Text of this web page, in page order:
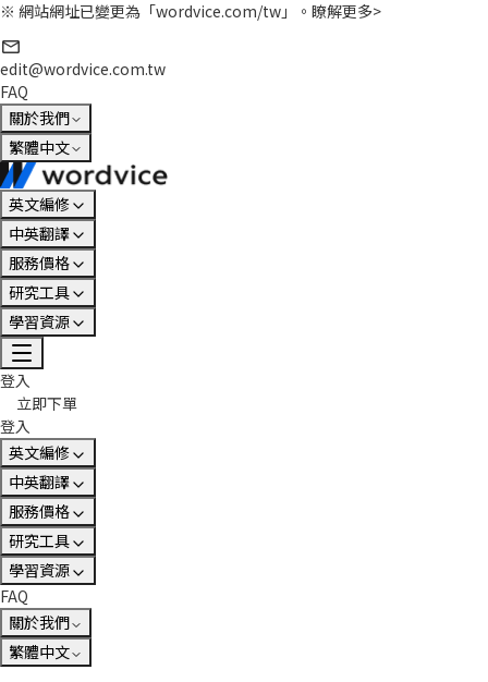
※ 網站網址已變更為「wordvice.com/tw」。 瞭解更多>
edit@wordvice.com.tw
FAQ
關於我們
繁體中文
英文編修
中英翻譯
服務價格
研究工具
學習資源
登入
立即下單
登入
英文編修
中英翻譯
服務價格
研究工具
學習資源
FAQ
關於我們
繁體中文